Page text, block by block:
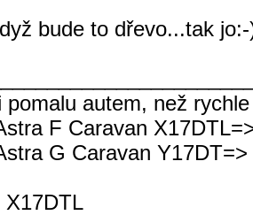
bude to dřevo...tak
pomalu autem, než
F Caravan
G Caravan Y17DT=>
X17DTL